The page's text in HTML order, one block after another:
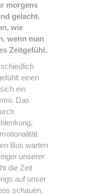
morgens
gelacht.
wie
wenn man
Zeitgefühl.
einen
ein
Das
Bus warten
unserer
die Zeit
auf unser
schauen,